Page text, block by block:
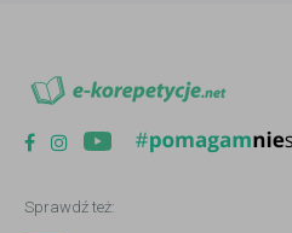
Sprawdź też: